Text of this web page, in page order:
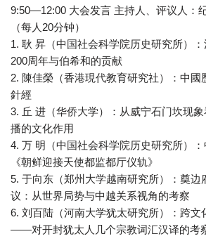
9:50—12:00 大会发言 主持人、评议人：
（每人20分钟）
1. 耿 昇（中国社会科学院历史研究所）
200周年与伯希和的贡献
2. 陳佳榮（香港現代教育研究社）：中國
針經
3. 丘 进（华侨大学）：从威宁石门坎现
播的文化作用
4. 万 明（中国社会科学院历史研究所）
《朝鲜迎接天使都监都厅仪轨》
5. 于向东（郑州大学越南研究所）：奠边
议：从世界局势与中越关系视角的考察
6. 刘百陆（河南大学犹太研究所）：跨文
——对开封犹太人几个宗教词汇汉译的考